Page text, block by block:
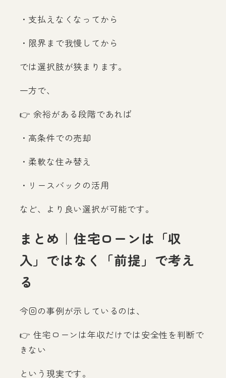
・支払えなくなってから
・限界まで我慢してから
では選択肢が狭まります。
一方で、
👉 余裕がある段階であれば
・高条件での売却
・柔軟な住み替え
・リースバックの活用
など、より良い選択が可能です。
まとめ｜住宅ローンは「収
入」ではなく「前提」で考え
る
今回の事例が示しているのは、
👉 住宅ローンは年収だけでは安全性を判断で
きない
という現実です。